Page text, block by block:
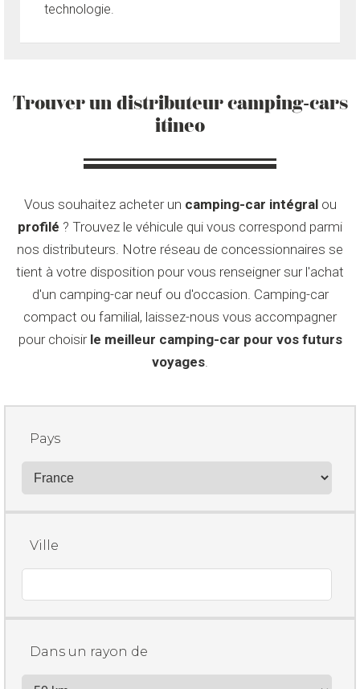
technologie.
Trouver un distributeur camping-cars
itineo
Vous souhaitez acheter un camping-car intégralou
profilé ? Trouvez le véhicule qui vous correspond parmi
nos distributeurs. Notre réseau de concessionnaires se
tient à votre disposition pour vous renseigner sur l'achat
d'un camping-car neuf ou d'occasion. Camping-car
compact ou familial, laissez-nous vous accompagner
pour choisir le meilleur camping-car pour vos futurs
voyages
Pays
Ville
Dans un rayon de